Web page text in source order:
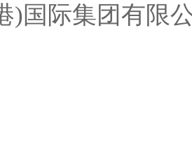
)国际集团有限